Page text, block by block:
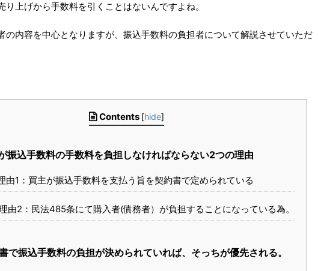
り上げから手数料を引くことはないんですよね。
の内容を中心となりますが、振込手数料の負担者について解説させていただ
Contents [hide]
振込手数料の手数料を負担しなければならない2つの理由
由1：買主が振込手数料を支払う旨を契約書で定められている
由2：民法485条にて購入者(債務者）が負担することになっている為。
で振込手数料の負担が決められていれば、そっちが優先される。